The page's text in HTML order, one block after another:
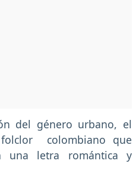
del género urbano, el
colombiano que
una letra romántica y